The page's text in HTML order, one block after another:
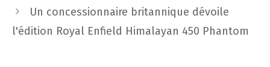
Un concessionnaire britannique dévoile
l'édition Royal Enfield Himalayan 450 Phantom